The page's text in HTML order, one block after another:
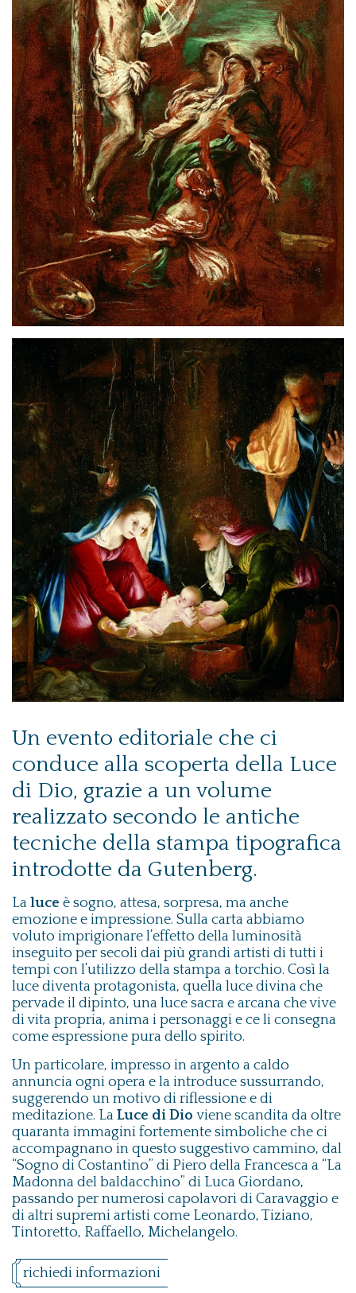
Un evento editoriale che ci
conduce alla scoperta della Luce
di Dio, grazie a un volume
realizzato secondo le antiche
tecniche della stampa tipografica
introdotte da Gutenberg.
La luce è sogno, attesa, sorpresa, ma anche
emozione e impressione. Sulla carta abbiamo
voluto imprigionare l’effetto della luminosità
inseguito per secoli dai più grandi artisti di tutti i
tempi con l’utilizzo della stampa a torchio. Così la
luce diventa protagonista, quella luce divina che
pervade il dipinto, una luce sacra e arcana che vive
di vita propria, anima i personaggi e ce li consegna
come espressione pura dello spirito.
Un particolare, impresso in argento a caldo
annuncia ogni opera e la introduce sussurrando,
suggerendo un motivo di riflessione e di
meditazione. La Luce di Dio viene scandita da oltre
quaranta immagini fortemente simboliche che ci
accompagnano in questo suggestivo cammino, dal
“Sogno di Costantino” di Piero della Francesca a “La
Madonna del baldacchino” di Luca Giordano,
passando per numerosi capolavori di Caravaggio e
di altri supremi artisti come Leonardo, Tiziano,
Tintoretto, Raffaello, Michelangelo.
richiedi informazioni